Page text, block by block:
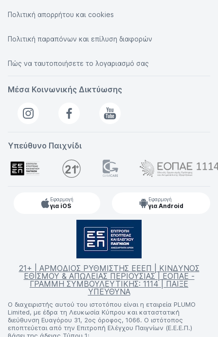
Πολιτική απορρήτου και cookies
Πολιτική παραπόνων και επίλυση διαφορών
Πώς να ταυτοποιήσετε το λογαριασμό σας
Μέσα Κοινωνικής Δικτύωσης
Υπεύθυνο Παιχνίδι
Εφαρμογή
για iOS
Εφαρμογή
για Android
21+ | ΑΡΜΟΔΙΟΣ ΡΥΘΜΙΣΤΗΣ ΕΕΕΠ | ΚΙΝΔΥΝΟΣ
ΕΘΙΣΜΟΥ & ΑΠΩΛΕΙΑΣ ΠΕΡΙΟΥΣΙΑΣ | ΕΟΠΑΕ -
ΓΡΑΜΜΗ ΣΥΜΒΟΥΛΕΥΤΙΚΗΣ: 1114 | ΠΑΙΞΕ
ΥΠΕΥΘΥΝΑ
Ο διαχειριστής αυτού του ιστοτόπου είναι η εταιρεία PLUMO
Limited, με έδρα τη Λευκωσία Κύπρου και καταστατική
διεύθυνση Ευαγόρου 31, 2ος όροφος, 1066. Ο ιστότοπος
εποπτεύεται από την Επιτροπή Ελέγχου Παιγνίων (Ε.Ε.Ε.Π.)